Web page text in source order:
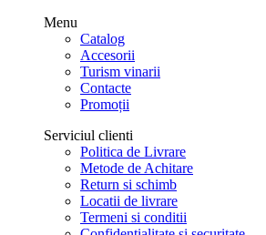
Menu
Catalog
Accesorii
Turism vinarii
Contacte
Promoții
Serviciul clienti
Politica de Livrare
Metode de Achitare
Return si schimb
Locatii de livrare
Termeni si conditii